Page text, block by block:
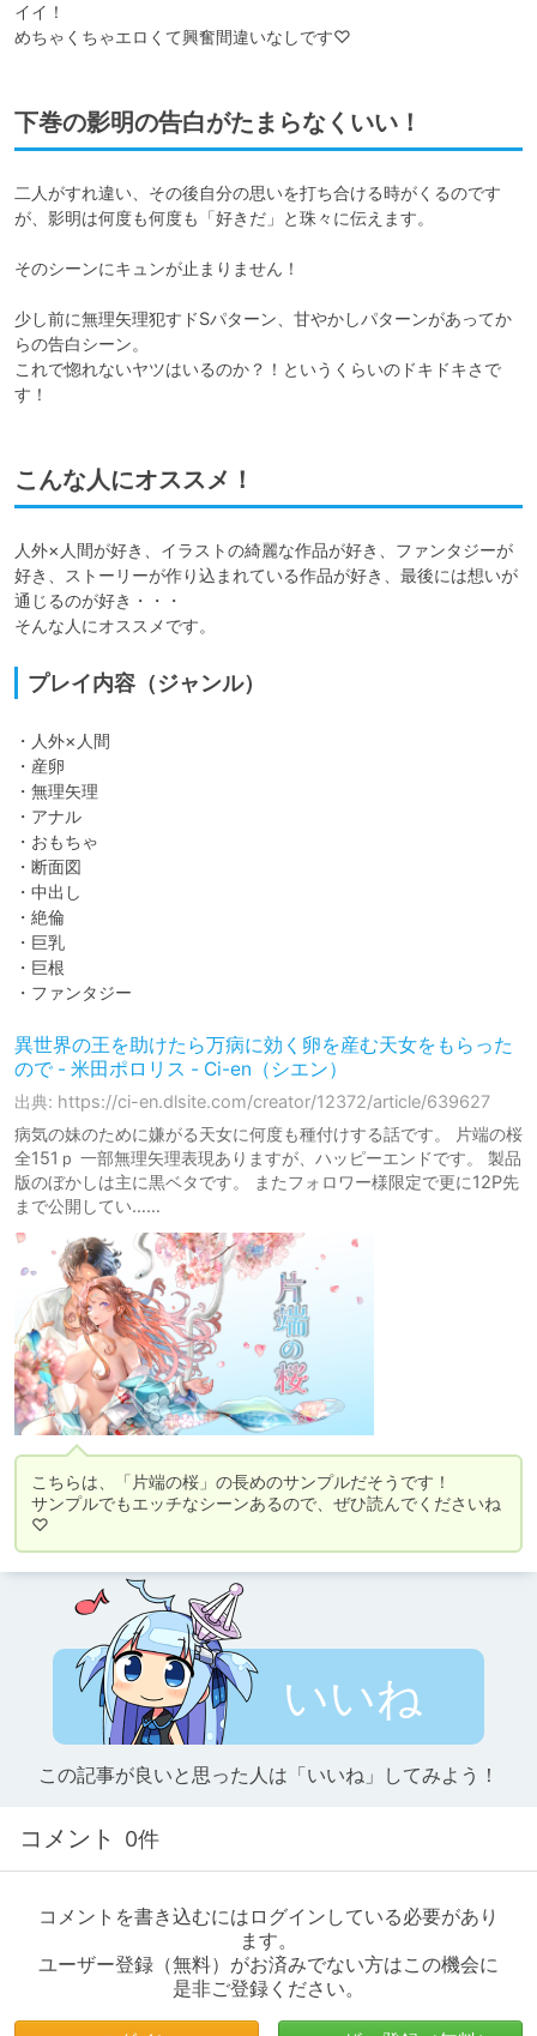
イイ！
めちゃくちゃエロくて興奮間違いなしです♡
下巻の影明の告白がたまらなくいい！
二人がすれ違い、その後自分の思いを打ち合ける時がくるのです
が、影明は何度も何度も「好きだ」と珠々に伝えます。
そのシーンにキュンが止まりません！
少し前に無理矢理犯すドSパターン、甘やかしパターンがあってか
らの告白シーン。
これで惚れないヤツはいるのか？！というくらいのドキドキさで
す！
こんな人にオススメ！
人外×人間が好き、イラストの綺麗な作品が好き、ファンタジーが
好き、ストーリーが作り込まれている作品が好き、最後には想いが
通じるのが好き・・・
そんな人にオススメです。
プレイ内容（ジャンル）
・人外×人間
・産卵
・無理矢理
・アナル
・おもちゃ
・断面図
・中出し
・絶倫
・巨乳
・巨根
・ファンタジー
異世界の王を助けたら万病に効く卵を産む天女をもらった
ので - 米田ポロリス - Ci-en（シエン）
出典: https://ci-en.dlsite.com/creator/12372/article/639627
病気の妹のために嫌がる天女に何度も種付けする話です。 片端の桜
全151ｐ 一部無理矢理表現ありますが、ハッピーエンドです。 製品
版のぼかしは主に黒ベタです。 またフォロワー様限定で更に12P先
まで公開してい……
こちらは、「片端の桜」の長めのサンプルだそうです！
サンプルでもエッチなシーンあるので、ぜひ読んでくださいね
♡
いいね
この記事が良いと思った人は「いいね」してみよう！
コメント 0件
コメントを書き込むにはログインしている必要があり
ます。
ユーザー登録（無料）がお済みでない方はこの機会に
是非ご登録ください。